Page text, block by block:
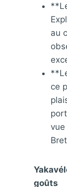
au
ce
vue
goûts